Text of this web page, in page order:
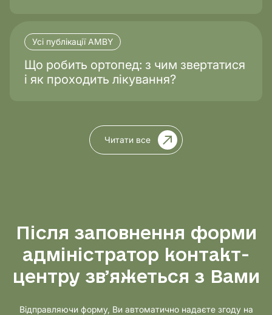
Усі публікації AMBY
Що робить ортопед: з чим звертатися
і як проходить лікування?
Читати все
Після заповнення форми
адміністратор контакт-
центру звʼяжеться з Вами
Відправляючи форму, Ви автоматично надаєте згоду на